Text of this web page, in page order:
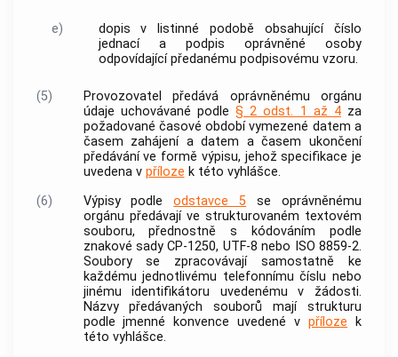
e)
dopis v listinné podobě obsahující číslo
jednací a podpis oprávněné osoby
odpovídající předanému podpisovému vzoru.
(5)
Provozovatel předává oprávněnému orgánu
údaje uchovávané podle § 2 odst. 1 až 4za
požadované časové období vymezené datem a
časem zahájení a datem a časem ukončení
předávání ve formě výpisu, jehož specifikace je
uvedena v příloze k této vyhlášce.
(6)
Výpisy podleodstavce 5 se oprávněnému
orgánu předávají ve strukturovaném textovém
souboru, přednostně s kódováním podle
znakové sady CP-1250, UTF-8 nebo ISO 8859-2.
Soubory se zpracovávají samostatně ke
každému jednotlivému telefonnímu číslu nebo
jinému identifikátoru uvedenému v žádosti.
Názvy předávaných souborů mají strukturu
podle jmenné konvence uvedené vpříloze k
této vyhlášce.